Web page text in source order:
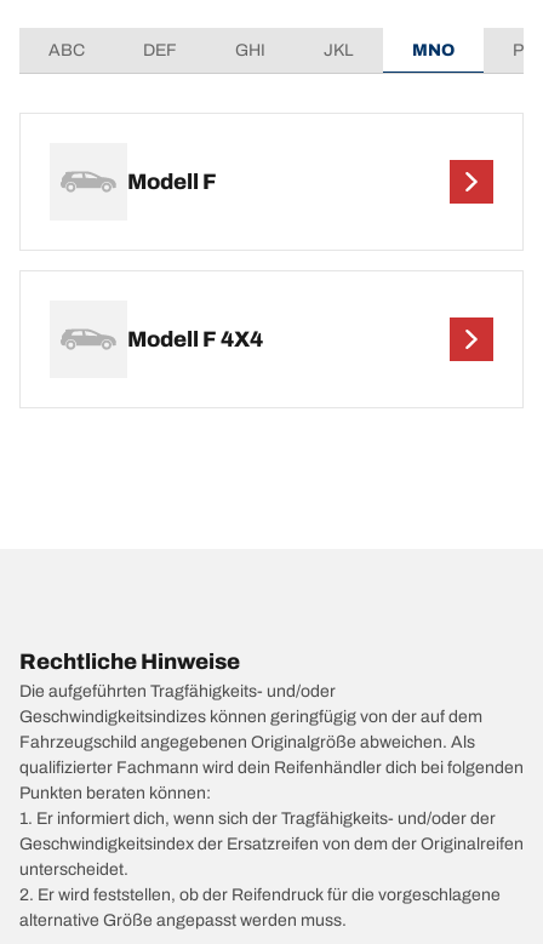
ABC DEF GHI JKL MNO
Modell F
Modell F 4X4
Rechtliche Hinweise
Die aufgeführten Tragfähigkeits- und/oder
Geschwindigkeitsindizes können geringfügig von der auf dem
Fahrzeugschild angegebenen Originalgröße abweichen. Als
qualifizierter Fachmann wird dein Reifenhändler dich bei folgenden
Punkten beraten können:
1. Er informiert dich, wenn sich der Tragfähigkeits- und/oder der
Geschwindigkeitsindex der Ersatzreifen von dem der Originalreifen
unterscheidet.
2. Er wird feststellen, ob der Reifendruck für die vorgeschlagene
alternative Größe angepasst werden muss.